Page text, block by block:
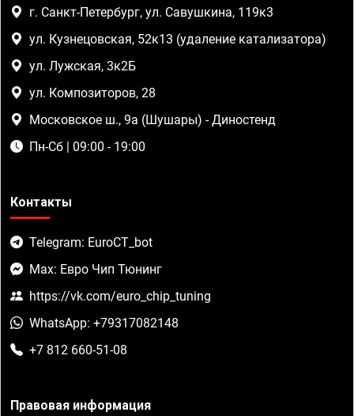
г. Санкт-Петербург, ул. Савушкина, 119к3
ул. Кузнецовская, 52к13 (удаление катализатора)
ул. Лужская, 3к2Б
ул. Композиторов, 28
Московское ш., 9а (Шушары) - Диностенд
Пн-Сб | 09:00 - 19:00
Контакты
Telegram: EuroCT_bot
Max: Евро Чип Тюнинг
https://vk.com/euro_chip_tuning
WhatsApp: +79317082148
+7 812 660-51-08
Правовая информация